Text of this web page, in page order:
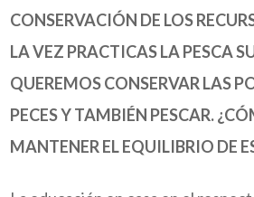
CONSERVACIÓN DE LOS
LA VEZ PRACTICAS LA PESCA
QUEREMOS CONSERVAR LAS
PECES Y TAMBIÉN PESCAR.
MANTENER EL EQUILIBRIO DE